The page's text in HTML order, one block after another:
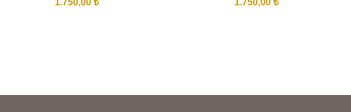
1.750,00 ₺ 1.750,00₺